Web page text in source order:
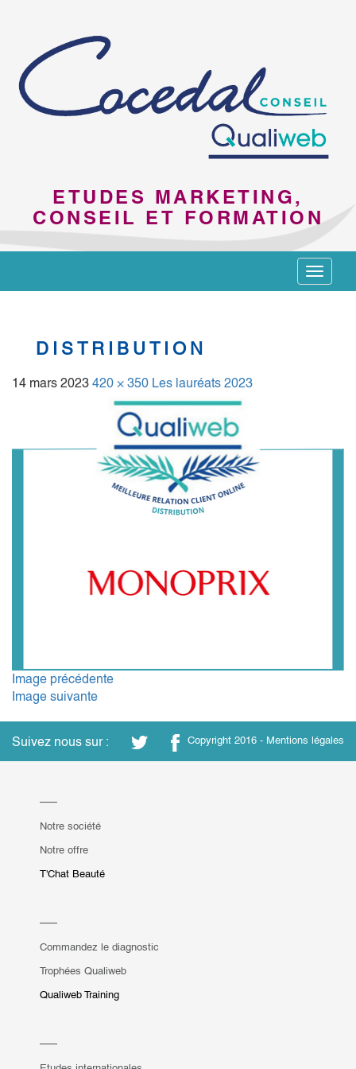
ETUDES MARKETING,
CONSEIL ET FORMATION
Toggle
DISTRIBUTION
14 mars 2023 420 × 350 Les lauréats 2023
Image précédente
Image suivante
Suivez nous sur : Copyright 2016 - Mentions légales
Notre société
Notre offre
T'Chat Beauté
Commandez le diagnostic
Trophées Qualiweb
Qualiweb Training